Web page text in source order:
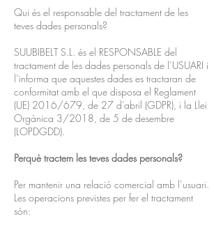
Qui és el responsable del tractament de les
teves dades personals?
SUUBIBELT S.L. és el RESPONSABLE del
tractament de les dades personals de l’USUARI i
l’informa que aquestes dades es tractaran de
conformitat amb el que disposa el Reglament
(UE) 2016/679, de 27 d’abril (GDPR), i la Llei
Orgànica 3/2018, de 5 de desembre
(LOPDGDD).
Perquè tractem les teves dades personals?
Per mantenir una relació comercial amb l’usuari.
Les operacions previstes per fer el tractament
són: